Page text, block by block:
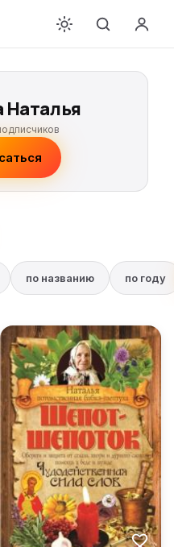
Наталья
по названию по году